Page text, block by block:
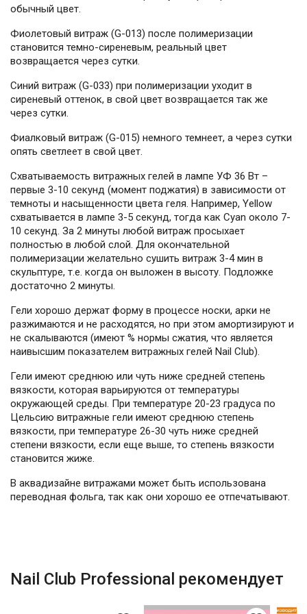
обычный цвет.
Фиолетовый витраж (G-013) после полимеризации
становится темно-сиреневым, реальный цвет
возвращается через сутки.
Синий витраж (G-033) при полимеризации уходит в
сиреневый оттенок, в свой цвет возвращается так же
через сутки.
Фиалковый витраж (G-015) немного темнеет, а через сутки
опять светлеет в свой цвет.
Схватываемость витражных гелей в лампе УФ 36 Вт –
первые 3-10 секунд (момент поджатия) в зависимости от
темноты и насыщенности цвета геля. Например, Yellow
схватывается в лампе 3-5 секунд, тогда как Cyan около 7-
10 секунд. За 2 минуты любой витраж просыхает
полностью в любой слой. Для окончательной
полимеризации желательно сушить витраж 3-4 мин в
скульптуре, т.е. когда он выложен в высоту. Подложке
достаточно 2 минуты.
Гели хорошо держат форму в процессе носки, арки не
разжимаются и не расходятся, но при этом амортизируют и
не скалываются (имеют % нормы сжатия, что является
наивысшим показателем витражных гелей Nail Club).
Гели имеют среднюю или чуть ниже средней степень
вязкости, которая варьируются от температуры
окружающей среды. При температуре 20-23 градуса по
Цельсию витражные гели имеют среднюю степень
вязкости, при температуре 26-30 чуть ниже средней
степени вязкости, если еще выше, то степень вязкости
становится жиже.
В аквадизайне витражами может быть использована
переводная фольга, так как они хорошо ее отпечатывают.
Nail Club Professional рекомендует